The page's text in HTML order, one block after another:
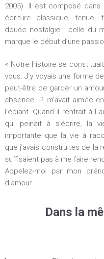
r
c
e
2005). Il est composé
écriture classique, tenue,
douce nostalgie : celle du
marque le début d’une
« Notre histoire se
vous. J’y voyais une forme
peut-être de garder un
absence. P. m’avait aimée
l’épiant. Quand il rentrait à
qui peinait à s’écrire, la
importante que la vie à
que j’avais construites de la
suffisaient pas à me faire
Appelez-moi par mon
d’amour.
Dans la